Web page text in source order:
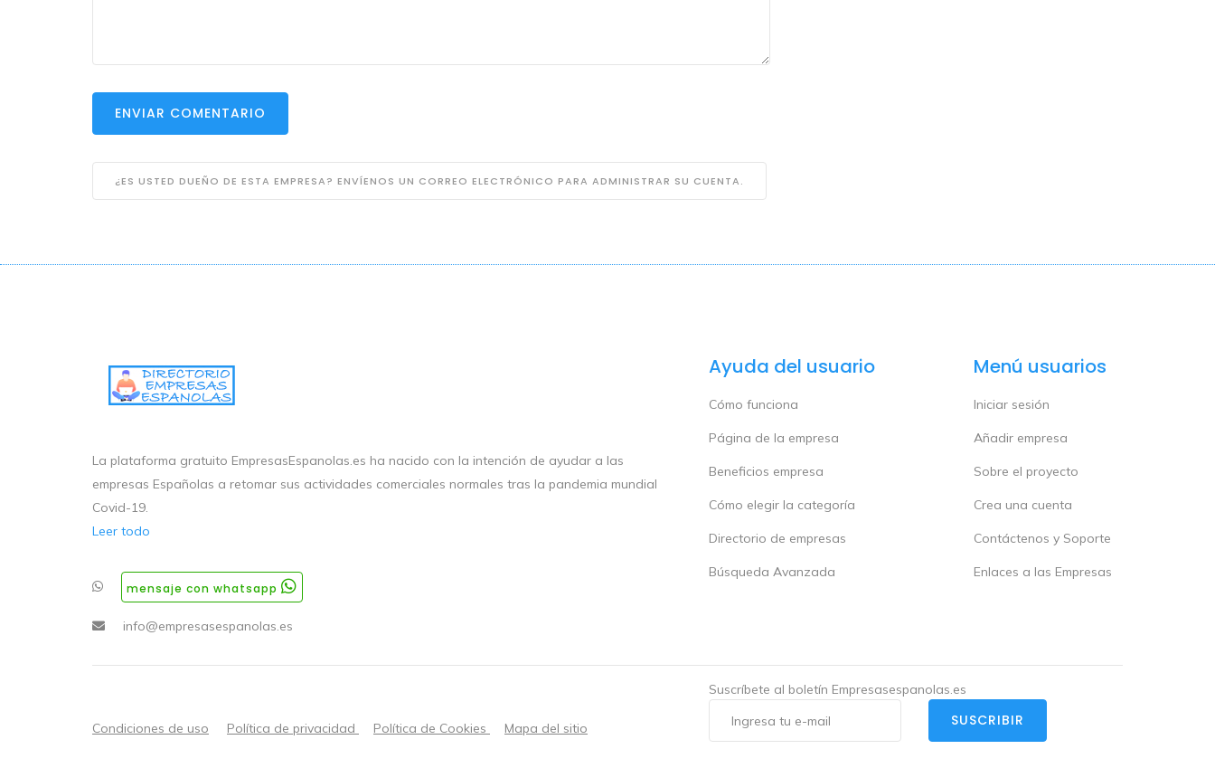
ENVIAR COMENTARIO
¿ES USTED DUEÑO DE ESTA EMPRESA? ENVÍENOS UN CORREO ELECTRÓNICO PARA ADMINISTRAR SU CUENTA.
La plataforma gratuito EmpresasEspanolas.es ha nacido con la intención de ayudar a las
empresas Españolas a retomar sus actividades comerciales normales tras la pandemia mundial
Covid-19.
Leer todo
mensaje con whatsapp
info@empresasespanolas.es
Ayuda del usuario
Cómo funciona
Página de la empresa
Beneficios empresa
Cómo elegir la categoría
Directorio de empresas
Búsqueda Avanzada
Menú usuarios
Iniciar sesión
Añadir empresa
Sobre el proyecto
Crea una cuenta
Contáctenos y Soporte
Enlaces a las Empresas
Suscríbete al boletín Empresasespanolas.es
Condiciones de uso Política de privacidad Política de Cookies Mapa del sitio SUSCRIBIR